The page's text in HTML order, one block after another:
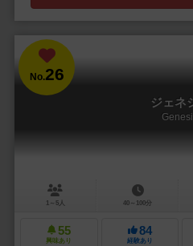
No.26
ジェネ
1～5人 40～100分
55
興味あり
84
経験あり